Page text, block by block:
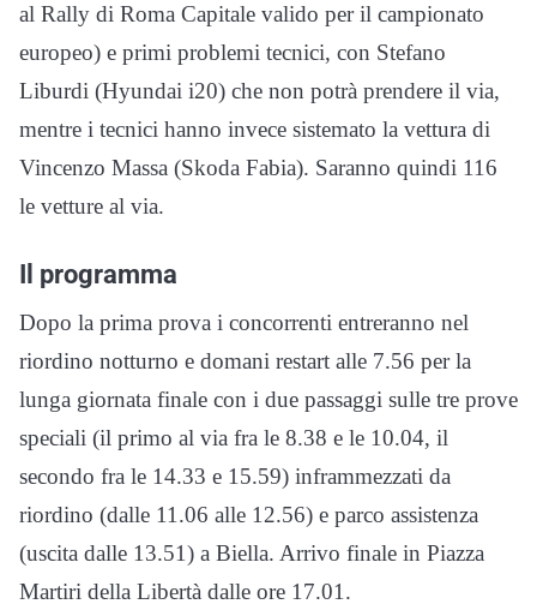
al Rally di Roma Capitale valido per il campionato
europeo) e primi problemi tecnici, con Stefano
Liburdi (Hyundai i20) che non potrà prendere il via,
mentre i tecnici hanno invece sistemato la vettura di
Vincenzo Massa (Skoda Fabia). Saranno quindi 116
le vetture al via.
Il programma
Dopo la prima prova i concorrenti entreranno nel
riordino notturno e domani restart alle 7.56 per la
lunga giornata finale con i due passaggi sulle tre prove
speciali (il primo al via fra le 8.38 e le 10.04, il
secondo fra le 14.33 e 15.59) inframmezzati da
riordino (dalle 11.06 alle 12.56) e parco assistenza
(uscita dalle 13.51) a Biella. Arrivo finale in Piazza
Martiri della Libertà dalle ore 17.01.